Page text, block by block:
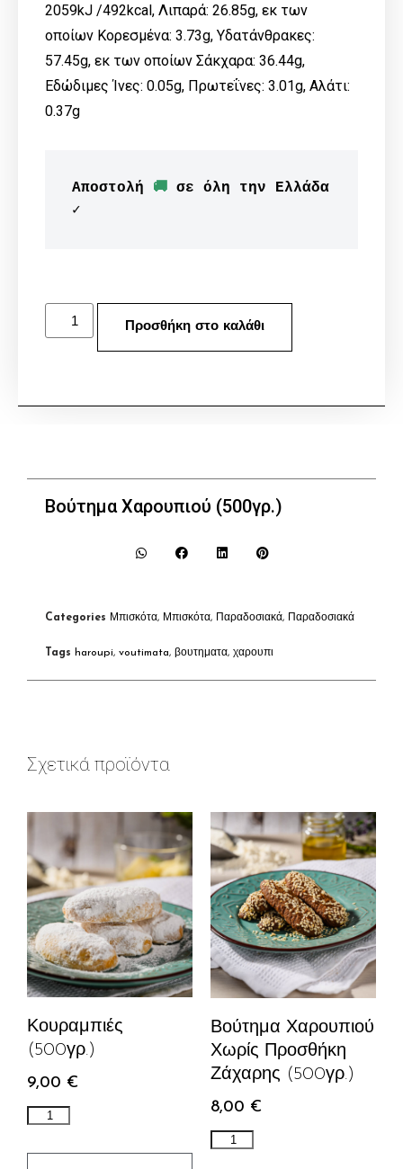
2059kJ /492kcal, Λιπαρά: 26.85g, εκ των
οποίων Kορεσμένα: 3.73g, Υδατάνθρακες:
57.45g, εκ των οποίων Σάκχαρα: 36.44g,
Εδώδιμες Ίνες: 0.05g, Πρωτεΐνες: 3.01g, Αλάτι:
0.37g
Αποστολή 🚚 σε όλη την Ελλάδα
✓
Προσθήκη στο καλάθι
Βούτημα Χαρουπιού (500γρ.)
Categories Μπισκότα, Μπισκότα, Παραδοσιακά, Παραδοσιακά
Tags haroupi, voutimata, βουτηματα, χαρουπι
Σχετικά προϊόντα
Κουραμπιές
(500γρ.)
9,00 €
Βούτημα Χαρουπιού
Χωρίς Προσθήκη
Ζάχαρης (500γρ.)
8,00 €